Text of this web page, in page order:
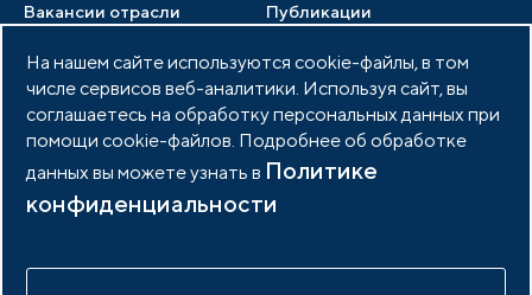
Вакансии отрасли Публикации
Медиатека Тендеры
Документы АИП
Партнеры ассоциации
Фото и видео
Членство в АИП Войти в личный кабинет
На нашем сайте используются cookie-файлы, в том
числе сервисов веб-аналитики. Используя сайт, вы
соглашаетесь на обработку персональных данных при
помощи cookie-файлов. Подробнее об обработке
данных вы можете узнать в Политике
конфиденциальности